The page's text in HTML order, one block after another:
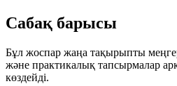
Сабақ барысы
Бұл жоспар жаңа тақырыпты
және практикалық тапсырмалар
көздейді.